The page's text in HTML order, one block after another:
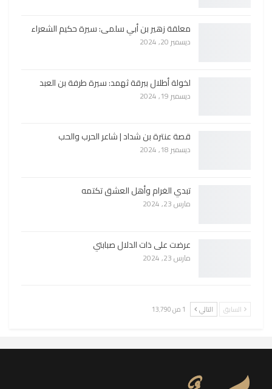
معلقة زهير بن أبي سلمى: سيرة حكيم الشعراء
ديسمبر 20, 2024
لخولة أطلال ببرقة ثهمد: سيرة طرفة بن العبد
ديسمبر 19, 2024
قصة عنترة بن شداد | شاعر الحرب والحب
ديسمبر 18, 2024
تبدي الغرام وأهل العشق تكتمه
مارس 23, 2024
عرضت على ذات الدلال صبابتي
مارس 23, 2024
السابق التالي 1 من 13٬790